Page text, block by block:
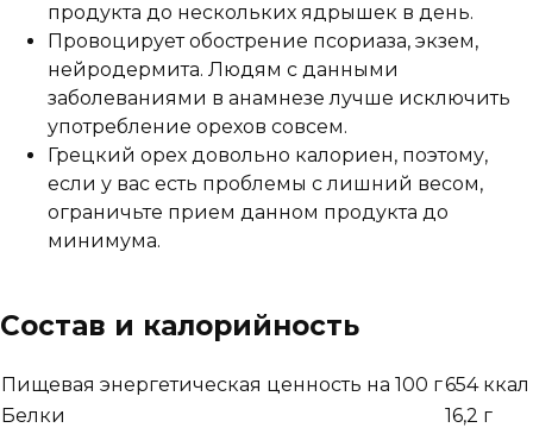
продукта до нескольких ядрышек в день.
Провоцирует обострение псориаза, экзем,
нейродермита. Людям с данными
заболеваниями в анамнезе лучше исключить
употребление орехов совсем.
Грецкий орех довольно калориен, поэтому,
если у вас есть проблемы с лишний весом,
ограничьте прием данном продукта до
минимума.
Состав и калорийность
Пищевая энергетическая ценность на 100 г654 ккал
Белки
16,2 г